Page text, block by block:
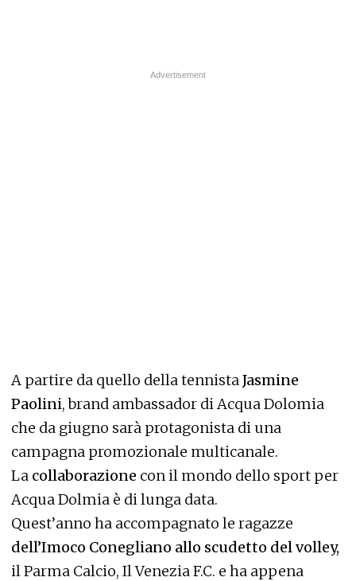
A partire da quello della tennistaJasmine
Paolini, brand ambassador di Acqua Dolomia
che da giugno sarà protagonista di una
campagna promozionale multicanale.
La collaborazione con il mondo dello sport per
Acqua Dolmia è di lunga data.
Quest’anno ha accompagnato le ragazze
dell’Imoco Conegliano allo scudetto del volley,
il Parma Calcio, Il Venezia F.C. e ha appena